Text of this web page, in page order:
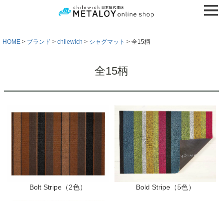
HOME ブランド chilewich シャグマット 全15柄
全15柄
Bolt Stripe（2色） Bold Stripe（5色）